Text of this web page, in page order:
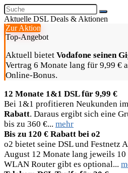
Aktuelle DSL Deals & Aktionen
Zur Aktion
Top-Angebot
Aktuell bietet Vodafone seinen
Vertrag 6 Monate lang für 9,99 €
Online-Bonus.
12 Monate 1&1 DSL für 9,99 €
Bei 1&1 profitieren Neukunden
Rabatt. Daraus ergibt sich eine
bis zu 360 €... mehr
Bis zu 120 € Rabatt bei o2
o2 bietet seine DSL und Festnetz
August 12 Monate lang jeweils
WLAN Router gibt es optional...